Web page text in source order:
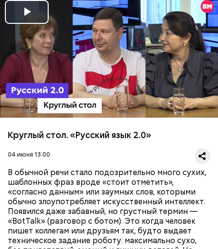
Play
Video
Круглый стол. «Русский язык 2.0»
04 июня 13:00
В обычной речи стало подозрительно много сухих,
шаблонных фраз вроде «стоит отметить»,
«согласно данным» или заумных слов, которыми
обычно злоупотребляет искусственный интеллект.
Появился даже забавный, но грустный термин —
«BotTalk» (разговор с ботом). Это когда человек
пишет коллегам или друзьям так, будто выдает
техническое задание роботу: максимально сухо,